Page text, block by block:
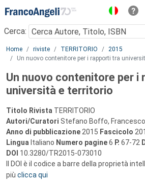
Menu
Cerca:
Main content
Home riviste TERRITORIO
2015
Un nuovo contenitore per i rapporti tra
Un nuovo contenitore per i
università e territorio
Titolo Rivista TERRITORIO
Autori/Curatori Stefano Boffo,
Anno di pubblicazione 2015 Fascicolo
Lingua Italiano Numero pagine6 P. 67-72
DOI 10.3280/TR2015-073010
Il DOI è il codice a barre della proprietà
più clicca qui